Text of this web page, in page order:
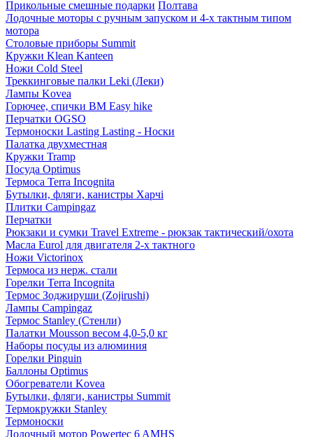
Прикольные смешные подарки Полтава
Лодочные моторы с ручным запуском и 4-х тактным типом
мотора
Столовые приборы Summit
Кружки Klean Kanteen
Ножи Cold Steel
Треккинговые палки Leki (Леки)
Лампы Kovea
Горючее, спички BM Easy hike
Перчатки OGSO
Термоноски Lasting Lasting - Носки
Палатка двухместная
Кружки Tramp
Посуда Optimus
Термоса Terra Incognita
Бутылки, фляги, канистры Харчі
Плитки Campingaz
Перчатки
Рюкзаки и сумки Travel Extreme - рюкзак тактический/охота
Масла Eurol для двигателя 2-х тактного
Ножи Victorinox
Термоса из нерж. стали
Горелки Terra Incognita
Термос Зоджируши (Zojirushi)
Лампы Campingaz
Термос Stanley (Стенли)
Палатки Mousson весом 4,0-5,0 кг
Наборы посуды из алюминия
Горелки Pinguin
Баллоны Optimus
Обогреватели Kovea
Бутылки, фляги, канистры Summit
Термокружки Stanley
Термоноски
Лодочный мотор Powertec 6 AMHS